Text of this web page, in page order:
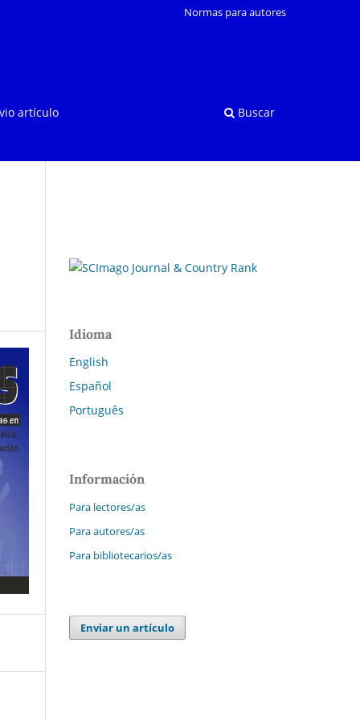
artículo Buscar
Normas para autores
Idioma
English
Español
Português
Información
Para lectores/as
Para autores/as
Para bibliotecarios/as
Enviar un artículo